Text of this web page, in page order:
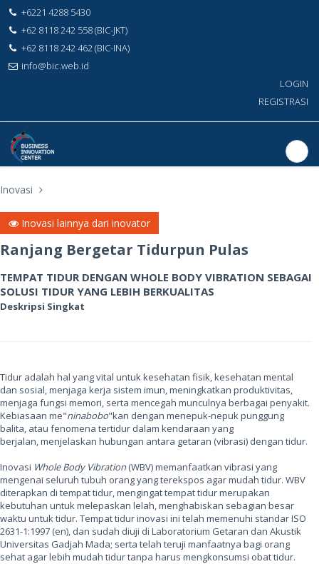
+6221 4288 5430
+62 8118 242 558 (BIC-JKT)
+62 8118 242 462 (BIC-INA)
info@bic.web.id
LOGIN
REGISTRASI
Inovasi
Inovasi lainnya dari inovator
Ranjang Bergetar Tidurpun Pulas
TEMPAT TIDUR DENGAN WHOLE BODY VIBRATION SEBAGAI
SOLUSI TIDUR YANG LEBIH BERKUALITAS
Deskripsi Singkat
Tidur adalah hal yang vital untuk kesehatan fisik, kesehatan mental
dan sosial, menjaga kerja sistem imun, meningkatkan produktivitas,
menjaga fungsi memori, serta mencegah munculnya berbagai penyakit.
Kebiasaan me"ninabobo"kan dengan menepuk-nepuk punggung
balita, atau fenomena tertidur dalam kendaraan yang
berjalan, menjelaskan hubungan antara getaran (vibrasi) dengan tidur.
Inovasi Whole Body Vibration(WBV) memanfaatkan vibrasi yang
mengenai seluruh tubuh orang yang terekspos agar mudah tidur. WBV
diterapkan di tempat tidur, mengingat tempat tidur merupakan
kebutuhan untuk melepaskan lelah, menghabiskan sebagian besar
waktu untuk tidur. Tempat tidur inovasi ini telah memenuhi standar ISO
2631-1:1997 (en), dan sudah diuji di Laboratorium Getaran dan Akustik
Universitas Gadjah Mada; serta telah teruji manfaatnya bagi orang
sehat agar lebih mudah tidur tanpa harus mengkonsumsi obat tidur.